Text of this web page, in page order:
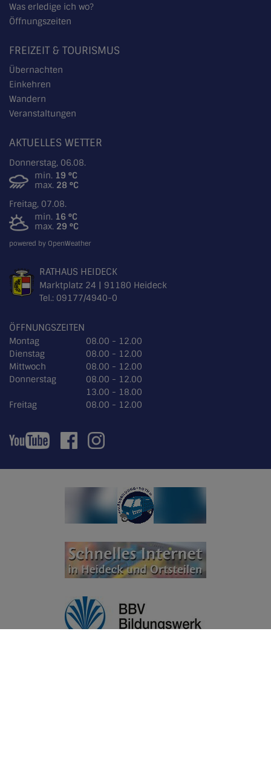
Was erledige ich wo?
Öffnungszeiten
FREIZEIT & TOURISMUS
Übernachten
Einkehren
Wandern
Veranstaltungen
AKTUELLES WETTER
Donnerstag, 06.08.
min. 19 °C
max. 28 °C
Freitag, 07.08.
min. 16 °C
max. 29 °C
powered by OpenWeather
RATHAUS HEIDECK
Marktplatz 24 | 91180 Heideck
Tel.: 09177/4940-0
ÖFFNUNGSZEITEN
Montag
08.00 - 12.00
Dienstag
08.00 - 12.00
Mittwoch
08.00 - 12.00
Donnerstag
08.00 - 12.00
13.00 - 18.00
Freitag
08.00 - 12.00